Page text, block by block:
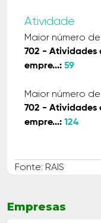
Atividade
Maior número
702 - Atividades
empre...:59
Maior número
702 - Atividades
empre...:124
Fonte: RAIS
Empresas